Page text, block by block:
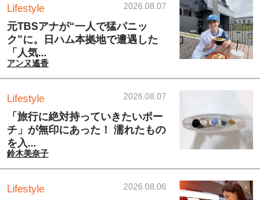
Lifestyle 2026.08.07
元TBSアナが“一人で猛パニッ
ク”に。日ハム本拠地で遭遇した
「人気...
アンヌ遙香
Lifestyle 2026.08.07
「旅行に絶対持っていきたいポー
チ」が無印にあった！ 濡れたもの
を入...
鈴木美奈子
Lifestyle 2026.08.06